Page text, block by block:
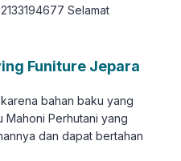
Selamat
Funiture Jepara
bahan baku yang
Mahoni Perhutani yang
dan dapat bertahan